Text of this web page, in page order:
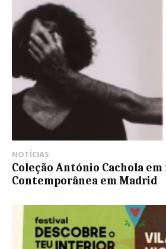
NOTÍCIAS
Coleção António Cachola
Contemporânea em Madrid